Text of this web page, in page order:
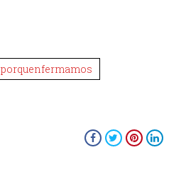
porquenfermamos